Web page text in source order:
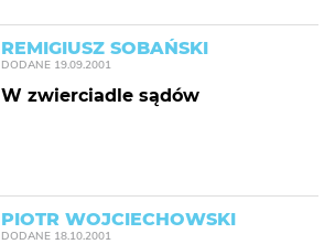
REMIGIUSZ SOBAŃSKI
DODANE 19.09.2001
W zwierciadle sądów
PIOTR WOJCIECHOWSKI
DODANE 18.10.2001